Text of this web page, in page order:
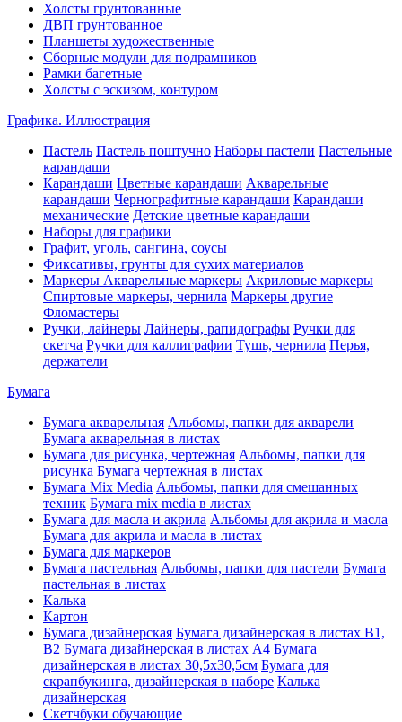
Холсты грунтованные
ДВП грунтованное
Планшеты художественные
Сборные модули для подрамников
Рамки багетные
Холсты c эскизом, контуром
Графика. Иллюстрация
Пастель Пастель поштучно Наборы пастели Пастельные
карандаши
Карандаши Цветные карандаши Акварельные
карандаши Чернографитные карандаши Карандаши
механические Детские цветные карандаши
Наборы для графики
Графит, уголь, сангина, соусы
Фиксативы, грунты для сухих материалов
Маркеры Акварельные маркеры Акриловые маркеры
Спиртовые маркеры, чернила Маркеры другие
Фломастеры
Ручки, лайнеры Лайнеры, рапидографы Ручки для
скетча Ручки для каллиграфии Тушь, чернила Перья,
держатели
Бумага
Бумага акварельная Альбомы, папки для акварели
Бумага акварельная в листах
Бумага для рисунка, чертежная Альбомы, папки для
рисунка Бумага чертежная в листах
Бумага Mix Media Альбомы, папки для смешанных
техник Бумага mix media в листах
Бумага для масла и акрила Альбомы для акрила и масла
Бумага для акрила и масла в листах
Бумага для маркеров
Бумага пастельная Альбомы, папки для пастели Бумага
пастельная в листах
Калька
Картон
Бумага дизайнерская Бумага дизайнерская в листах В1,
В2 Бумага дизайнерская в листах А4 Бумага
дизайнерская в листах 30,5х30,5см Бумага для
скрапбукинга, дизайнерская в наборе Калька
дизайнерская
Скетчбуки обучающие